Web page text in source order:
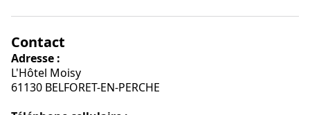
Contact
Adresse :
L'Hôtel Moisy
61130 BELFORET-EN-PERCHE